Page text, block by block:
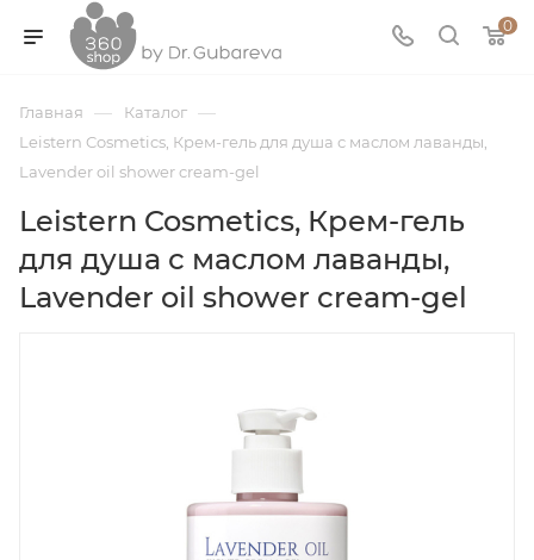
0
Главная — Каталог —
Leistern Cosmetics, Крем-гель для душа с маслом лаванды,
Lavender oil shower cream-gel
Leistern Cosmetics, Крем-гель
для душа с маслом лаванды,
Lavender oil shower cream-gel